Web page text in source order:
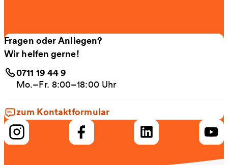
Fragen oder Anliegen?
Wir helfen gerne!
0711 19 44 9
Mo.–Fr. 8:00–18:00 Uhr
zum Kontaktformular